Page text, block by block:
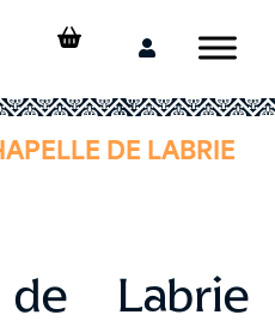
Mon
DE LABRIE
de Labrie